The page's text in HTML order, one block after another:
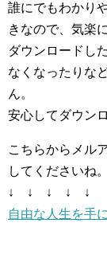
誰にでもわかり
きなので、気楽
ダウンロードし
なくなったりな
ん。
安心してダウン
こちらからメル
してくださいね。
↓ ↓ ↓ ↓ ↓
自由な人生を手